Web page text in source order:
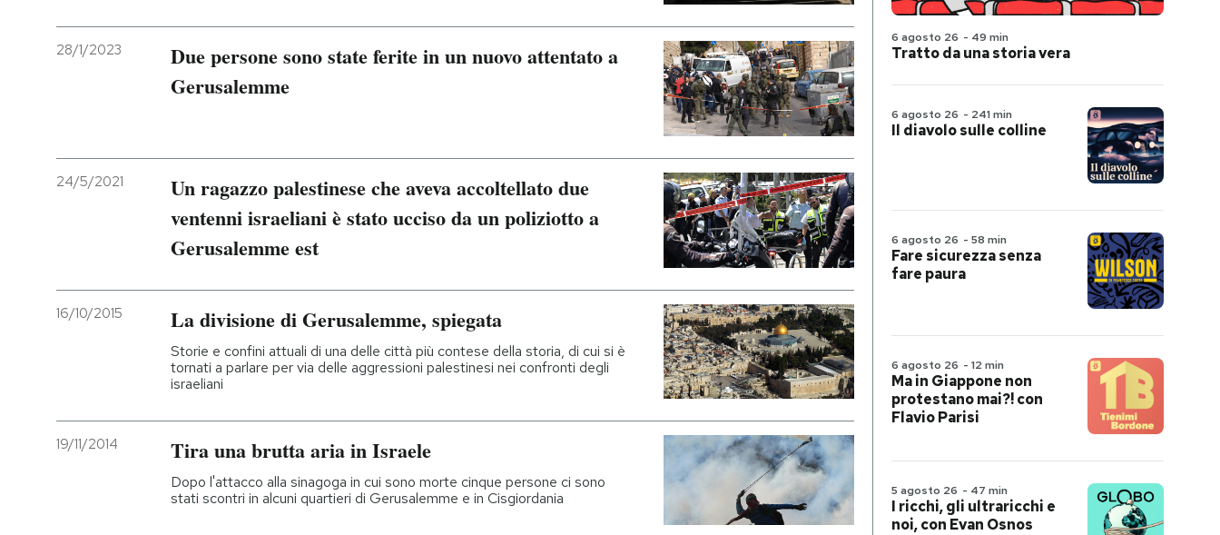
28/1/2023
Due persone sono state ferite in un nuovo attentato a
Gerusalemme
24/5/2021
Un ragazzo palestinese che aveva accoltellato due
ventenni israeliani è stato ucciso da un poliziotto a
Gerusalemme est
16/10/2015 La divisione di Gerusalemme, spiegata
Storie e confini attuali di una delle città più contese della storia, di cui si è
tornati a parlare per via delle aggressioni palestinesi nei confronti degli
israeliani
19/11/2014 Tira una brutta aria in Israele
Dopo l'attacco alla sinagoga in cui sono morte cinque persone ci sono
stati scontri in alcuni quartieri di Gerusalemme e in Cisgiordania
6 agosto 26 - 49 min
Tratto da una storia vera
6 agosto 26 - 241 min
Il diavolo sulle colline
6 agosto 26 - 58 min
Fare sicurezza senza
fare paura
6 agosto 26 - 12 min
Ma in Giappone non
protestano mai?! con
Flavio Parisi
5 agosto 26 - 47 min
I ricchi, gli ultraricchi e
noi, con Evan Osnos